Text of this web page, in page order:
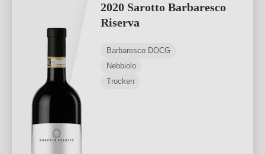
2020 Sarotto Barbaresco
Riserva
Barbaresco DOCG
Nebbiolo
Trocken